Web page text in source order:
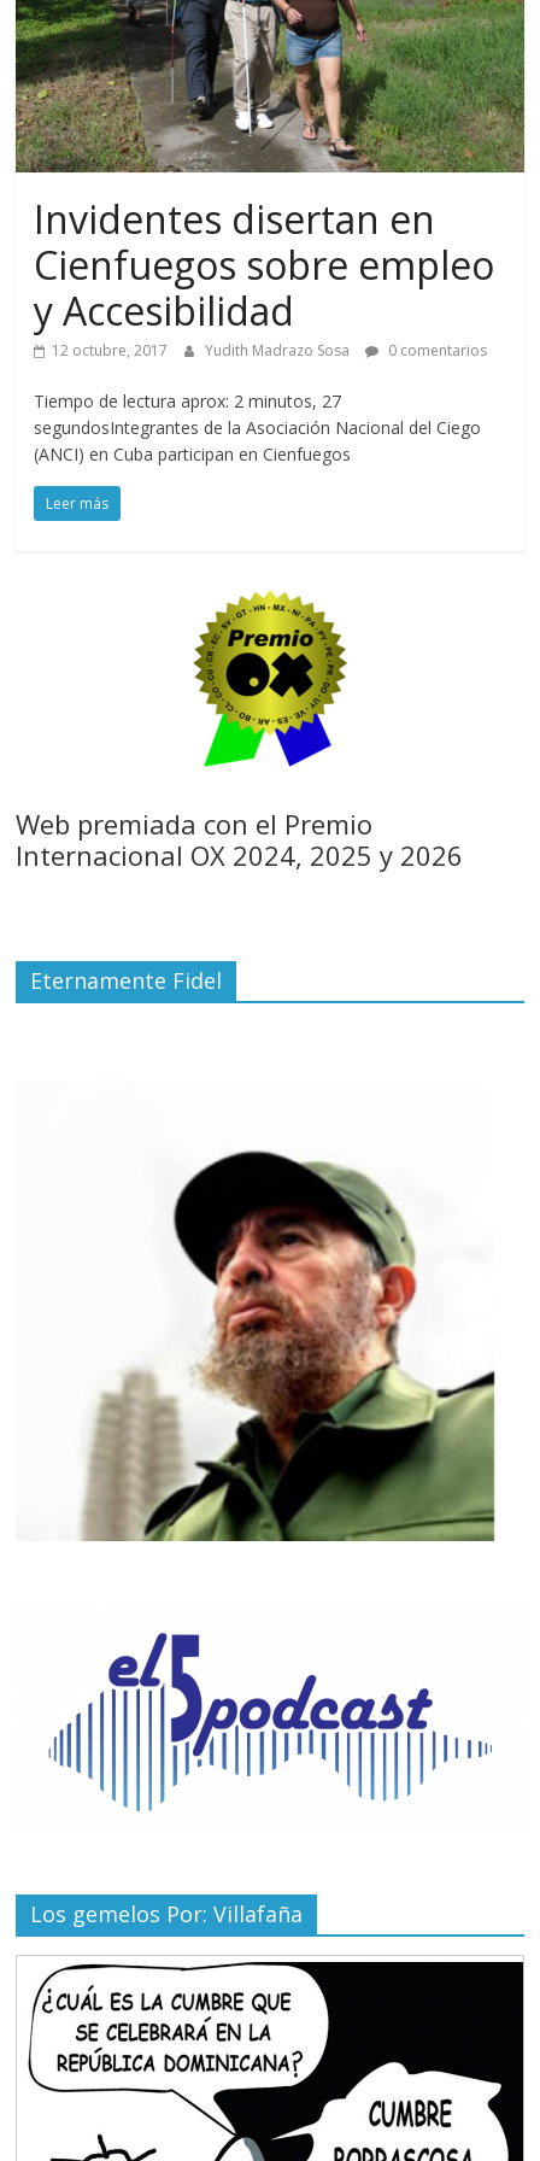
Invidentes disertan en
Cienfuegos sobre empleo
y Accesibilidad
12 octubre, 2017 Yudith Madrazo Sosa 0 comentarios
Tiempo de lectura aprox: 2 minutos, 27
segundosIntegrantes de la Asociación Nacional del Ciego
(ANCI) en Cuba participan en Cienfuegos
Leer más
Web premiada con el Premio
Internacional OX 2024, 2025 y 2026
Eternamente Fidel
Los gemelos Por: Villafaña